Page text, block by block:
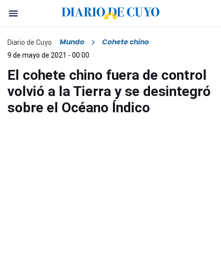
Diario de Cuyo Mundo Cohete chino
9 de mayo de 2021 - 00:00
El cohete chino fuera de control
volvió a la Tierra y se desintegró
sobre el Océano Índico